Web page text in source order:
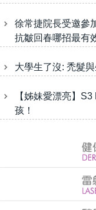
徐常捷院長受邀參
抗皺回春哪招最有
大學生了沒: 禿髮
【姊妹愛漂亮】
孩！